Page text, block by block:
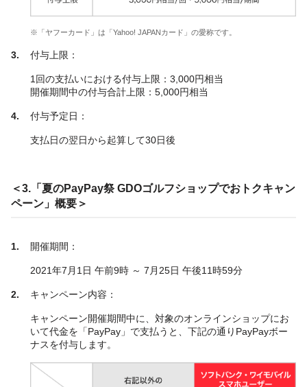
※「ヤフーカード」は「Yahoo! JAPANカード」の愛称です。
付与上限：
1回の支払いにおける付与上限：3,000円相当
開催期間中の付与合計上限：5,000円相当
付与予定日：
支払日の翌日から起算して30日後
＜3.「夏のPayPay祭 GDOゴルフショップでおトクキャン
ペーン」概要＞
開催期間：
2021年7月1日 午前9時 ～ 7月25日 午後11時59分
キャンペーン内容：
キャンペーン開催期間中に、対象のオンラインショップにお
いて代金を「PayPay」で支払うと、下記の通りPayPayボー
ナスを付与します。